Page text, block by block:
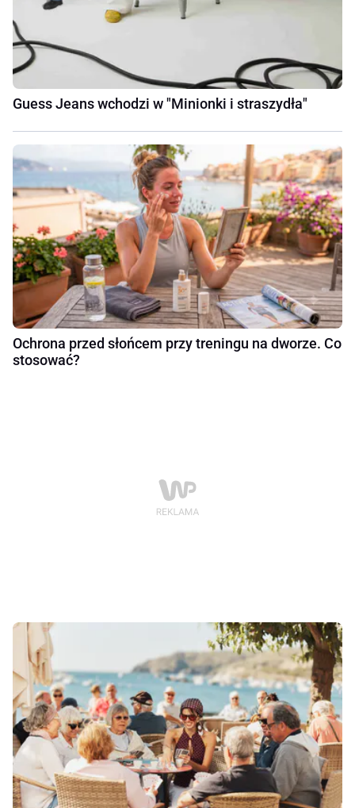
Guess Jeans wchodzi w "Minionki i straszydła"
Ochrona przed słońcem przy treningu na dworze. Co
stosować?